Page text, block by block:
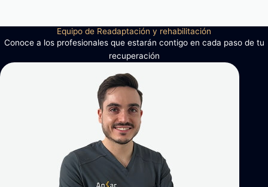
Equipo de Readaptación y rehabilitación
Conoce a los profesionales que estarán contigo en cada paso de tu
recuperación